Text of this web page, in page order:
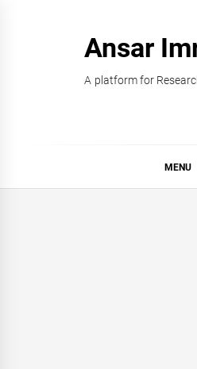
Ansar
A platform for
MENU